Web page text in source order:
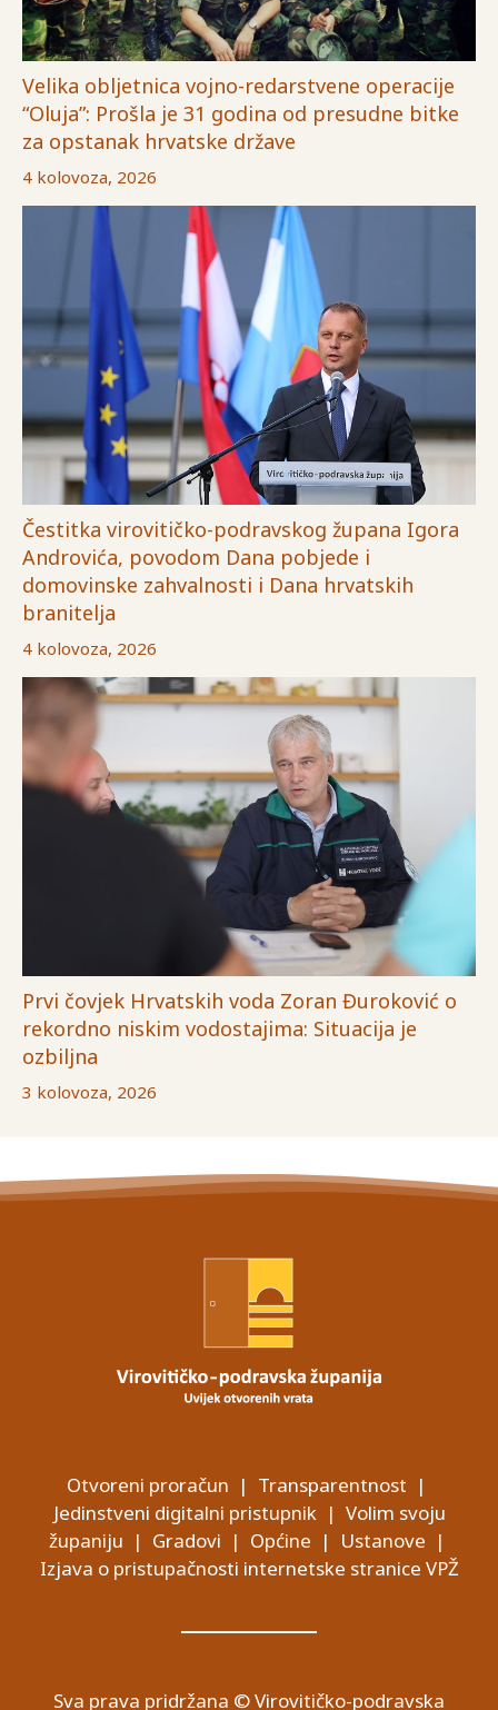
Velika obljetnica vojno-redarstvene operacije
“Oluja”: Prošla je 31 godina od presudne bitke
za opstanak hrvatske države
4 kolovoza, 2026
Čestitka virovitičko-podravskog župana Igora
Androvića, povodom Dana pobjede i
domovinske zahvalnosti i Dana hrvatskih
branitelja
4 kolovoza, 2026
Prvi čovjek Hrvatskih voda Zoran Đuroković o
rekordno niskim vodostajima: Situacija je
ozbiljna
3 kolovoza, 2026
Otvoreni proračun | Transparentnost |
Jedinstveni digitalni pristupnik| Volim svoju
županiju | Gradovi | Općine | Ustanove |
Izjava o pristupačnosti internetske stranice VPŽ
Sva prava pridržana © Virovitičko-podravska